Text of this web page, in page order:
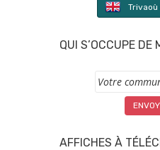
QUI S’OCCUPE DE
Commune
AFFICHES À